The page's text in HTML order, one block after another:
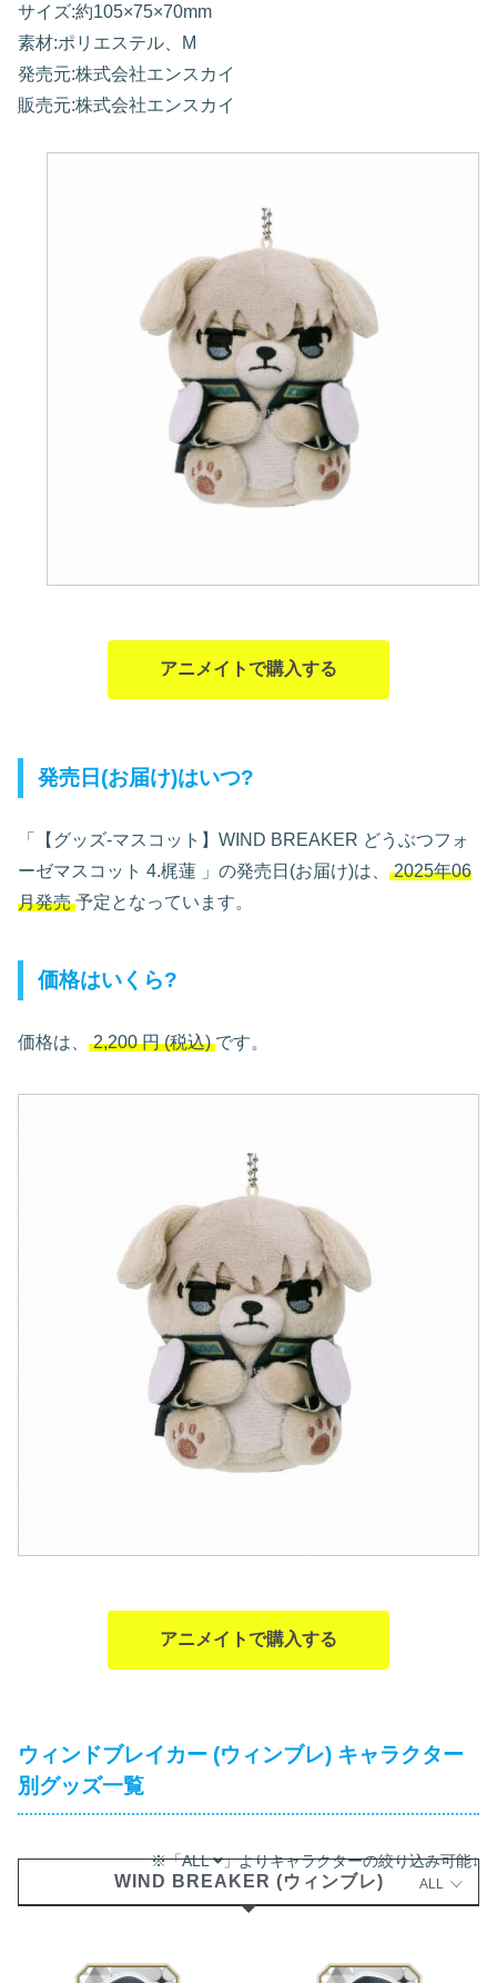
サイズ:約105×75×70mm
素材:ポリエステル、M
発売元:株式会社エンスカイ
販売元:株式会社エンスカイ
アニメイトで購入する
発売日(お届け)はいつ?
「【グッズ-マスコット】WIND BREAKER どうぶつフォ
ーゼマスコット 4.梶蓮 」の発売日(お届け)は、 2025年06
月発売 予定となっています。
価格はいくら?
価格は、 2,200円(税込) です。
アニメイトで購入する
ウィンドブレイカー (ウィンブレ) キャラクター
別グッズ一覧
※「ALL 」よりキャラクターの絞り込み可能↓
WIND BREAKER (ウィンブレ) ALL